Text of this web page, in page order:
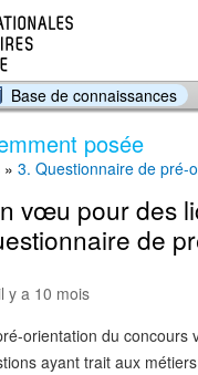
Base de connaissances
posée
» 3. Questionnaire de pré-
vœu pour des
de
y a 10 mois
orientation du concours
ayant trait aux